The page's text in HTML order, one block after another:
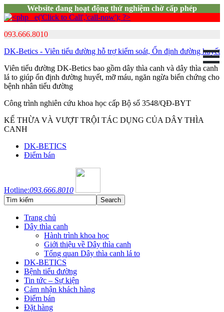
Website đang hoạt động thử nghiệm chờ cấp phép
093.666.8010
DK-Betics - Viên tiểu đường hỗ trợ kiểm soát, Ổn định đường huyết
Viên tiểu đường DK-Betics bao gồm dây thìa canh và dây thìa canh
lá to giúp ổn định đường huyết, mỡ máu, ngăn ngừa biến chứng cho
bệnh nhân tiểu đường
Công trình nghiên cứu khoa học cấp Bộ số 3548/QĐ-BYT
KẾ THỪA VÀ VƯỢT TRỘI TÁC DỤNG CỦA DÂY THÌA
CANH
DK-BETICS
Điểm bán
Hotline:093.666.8010
Trang chủ
Dây thìa canh
Hành trình khoa học
Giới thiệu về Dây thìa canh
Tổng quan Dây thìa canh lá to
DK-BETICS
Bệnh tiểu đường
Tin tức – Sự kiện
Cảm nhận khách hàng
Điểm bán
Đặt hàng